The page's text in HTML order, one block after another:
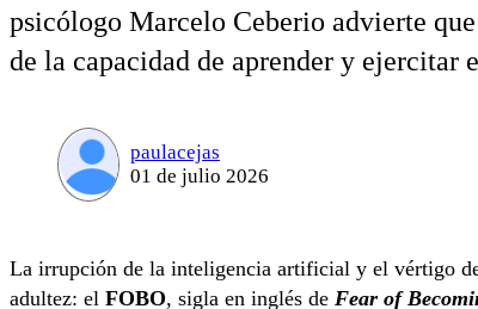
psicólogo Marcelo Ceberio advierte
de la capacidad de aprender y ejercitar
paulacejas
01 de julio 2026
La irrupción de la inteligencia artificial y el vértigo
adultez: el FOBO, sigla en inglés de Fear of